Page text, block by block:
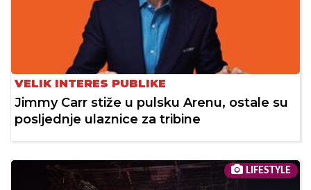
VELIK INTERES PUBLIKE
Jimmy Carr stiže u pulsku Arenu, ostale su
posljednje ulaznice za tribine
LIFESTYLE